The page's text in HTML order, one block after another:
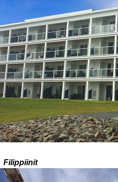
Filippiinit